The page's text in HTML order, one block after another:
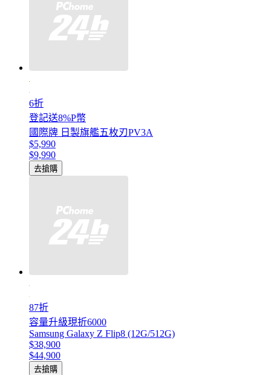
6折
登記送8%P幣
國際牌 日製旗艦五枚刃PV3A
$5,990
$9,990
去搶購
87折
容量升級現折6000
Samsung Galaxy Z Flip8 (12G/512G)
$38,900
$44,900
去搶購